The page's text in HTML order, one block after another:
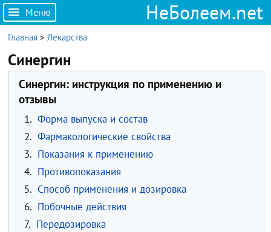
Меню НеБолеем.net
Главная >Лекарства
Синергин
Синергин: инструкция по применению и
отзывы
1. Форма выпуска и состав
2. Фармакологические свойства
3. Показания к применению
4. Противопоказания
5. Способ применения и дозировка
6. Побочные действия
7. Передозировка